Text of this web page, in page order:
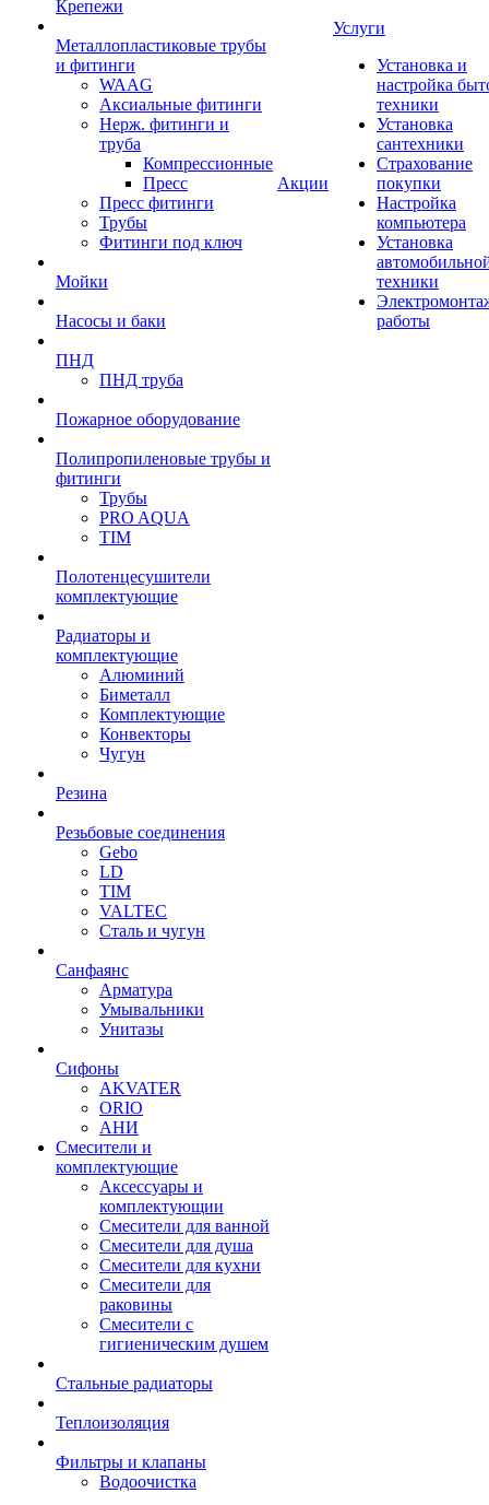
Крепежи
Металлопластиковые трубы
и фитинги
WAAG
Аксиальные фитинги
Нерж. фитинги и
труба
Компрессионные
Пресс
Пресс фитинги
Трубы
Фитинги под ключ
Мойки
Насосы и баки
ПНД
ПНД труба
Пожарное оборудование
Полипропиленовые трубы и
фитинги
Трубы
PRO AQUA
TIM
Полотенцесушители
комплектующие
Радиаторы и
комплектующие
Алюминий
Биметалл
Комплектующие
Конвекторы
Чугун
Резина
Резьбовые соединения
Gebo
LD
TIM
VALTEC
Сталь и чугун
Санфаянс
Арматура
Умывальники
Унитазы
Сифоны
AKVATER
ORIO
АНИ
Смесители и
комплектующие
Аксессуары и
комплектующии
Смесители для ванной
Смесители для душа
Смесители для кухни
Смесители для
раковины
Смесители с
гигиеническим душем
Стальные радиаторы
Теплоизоляция
Фильтры и клапаны
Водоочистка
Акции
Услуги
Установка и
настройка
техники
Установка
сантехники
Страхование
покупки
Настройка
компьютера
Установка
техники
работы